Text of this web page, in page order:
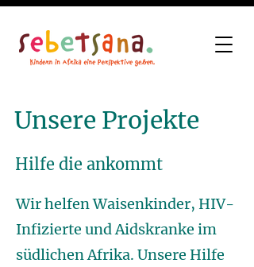
Unsere Projekte
Hilfe die ankommt
Wir helfen Waisenkinder, HIV-
Infizierte und Aidskranke im
südlichen Afrika. Unsere Hilfe